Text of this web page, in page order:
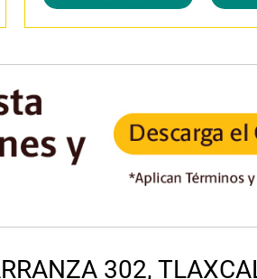
302,